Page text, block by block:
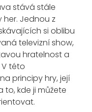
stává stále
her. Jednou z
si oblibu
televizní show,
hratelnost a
této
principy hry, její
kde ji můžete